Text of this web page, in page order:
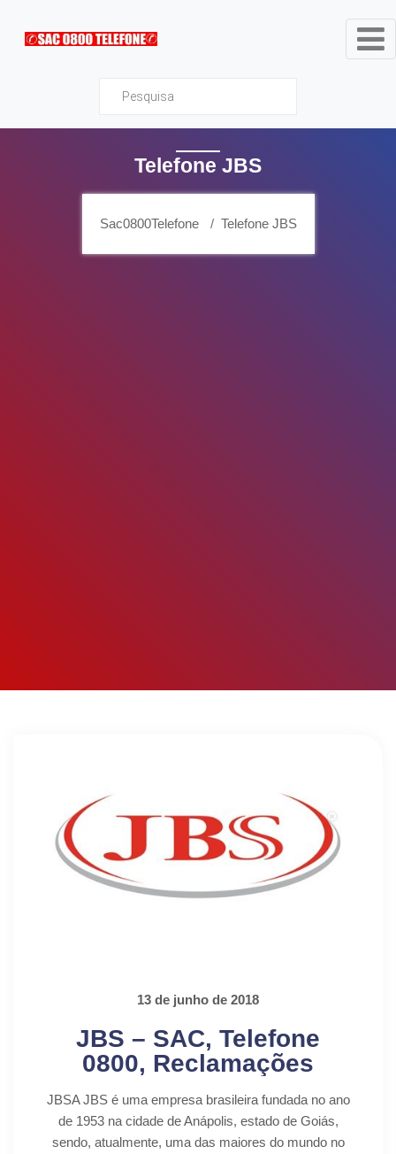
Sac0800Telefone
Telefone JBS
Sac0800Telefone Telefone JBS
13 de junho de 2018
JBS – SAC, Telefone
0800, Reclamações
JBSA JBS é uma empresa brasileira fundada no ano
de 1953 na cidade de Anápolis, estado de Goiás,
sendo, atualmente, uma das maiores do mundo no